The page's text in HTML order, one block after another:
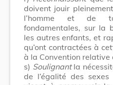
doivent jouir
l’homme et de
fondamentales, sur la
les autres enfants, et
qu’ont contractées à
à la Convention relative
s) Soulignantla
de l’égalité des